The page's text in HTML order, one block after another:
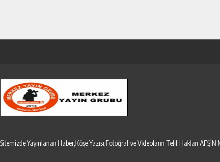
Sitemizde Yayınlanan Haber,Köşe Yazısı,Fotoğraf ve Videoların Telif Hakları